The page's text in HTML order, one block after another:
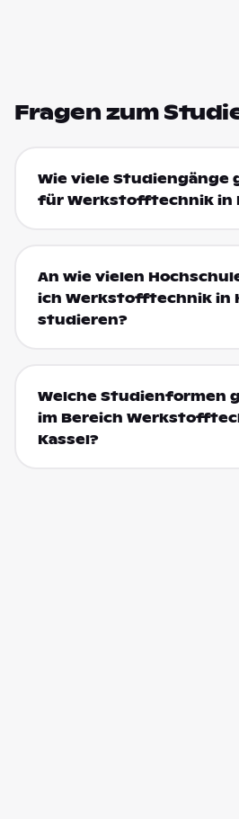
Fragen zum
Wie viele Studiengänge
für Werkstofftechnik in
An wie vielen
ich Werkstofftechnik in
studieren?
Welche Studienformen
im Bereich
Kassel?